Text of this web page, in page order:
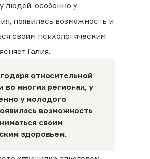
людей, особенно у
появилась возможность и
своим психологическим
Галия.
относительной
во многих регионах, у
у молодого
возможность
своим
здоровьем.